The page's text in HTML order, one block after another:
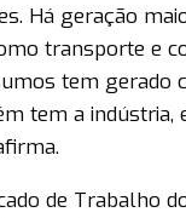
Há geração
transporte e
tem gerado
tem a indústria,
de Trabalho